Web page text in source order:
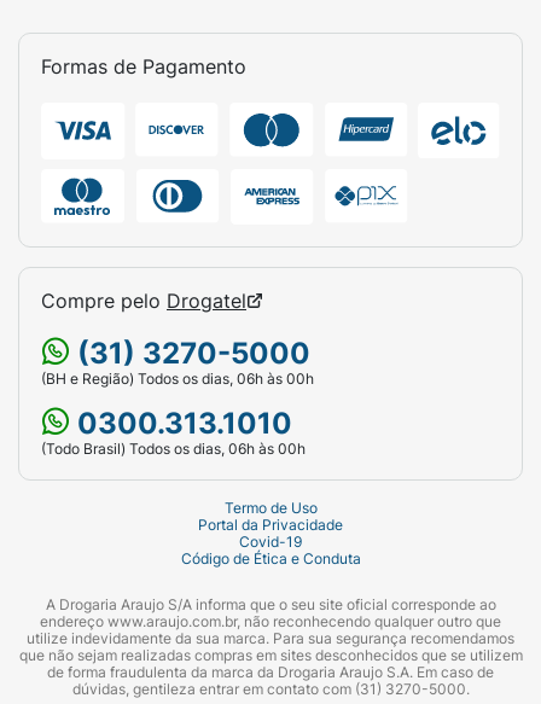
Formas de Pagamento
Compre pelo Drogatel
(31) 3270-5000
(BH e Região) Todos os dias, 06h às 00h
0300.313.1010
(Todo Brasil) Todos os dias, 06h às 00h
Termo de Uso
Portal da Privacidade
Covid-19
Código de Ética e Conduta
A Drogaria Araujo S/A informa que o seu site oficial corresponde ao
endereço www.araujo.com.br, não reconhecendo qualquer outro que
utilize indevidamente da sua marca. Para sua segurança recomendamos
que não sejam realizadas compras em sites desconhecidos que se utilizem
de forma fraudulenta da marca da Drogaria Araujo S.A. Em caso de
dúvidas, gentileza entrar em contato com (31) 3270-5000.